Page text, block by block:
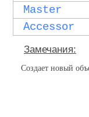
Master
Accessor
Замечания:
Создает новый